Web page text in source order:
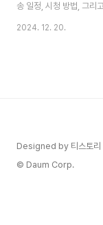
송 일정, 시청 방법, 그리
에게 힘을 실어주세요.
페이지 또는 다양한
2024. 12. 20.
Designed by 티스토리
© Daum Corp.